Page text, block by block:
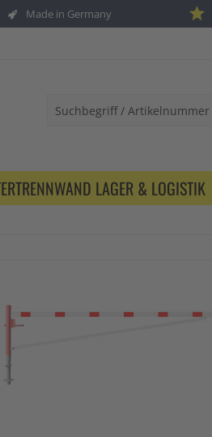
Made in Germany
LAGER & LOGISTIK